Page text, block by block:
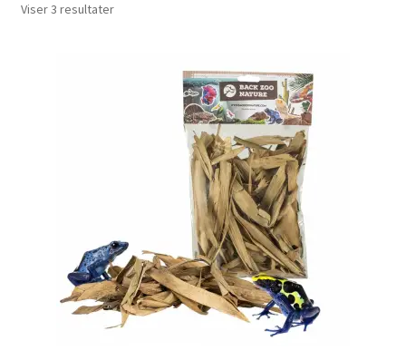
Viser 3 resultater